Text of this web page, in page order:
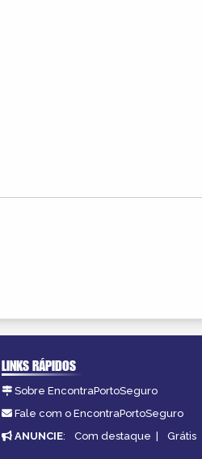
LINKS RÁPIDOS
Sobre EncontraPortoSeguro
Fale com o EncontraPortoSeguro
ANUNCIE: Com destaque | Grátis